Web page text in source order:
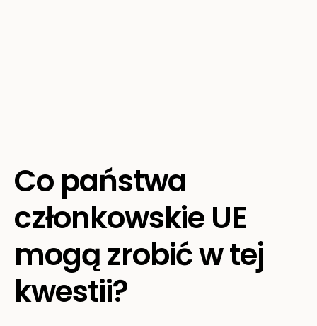
Co państwa
członkowskie UE
mogą zrobić w tej
kwestii?